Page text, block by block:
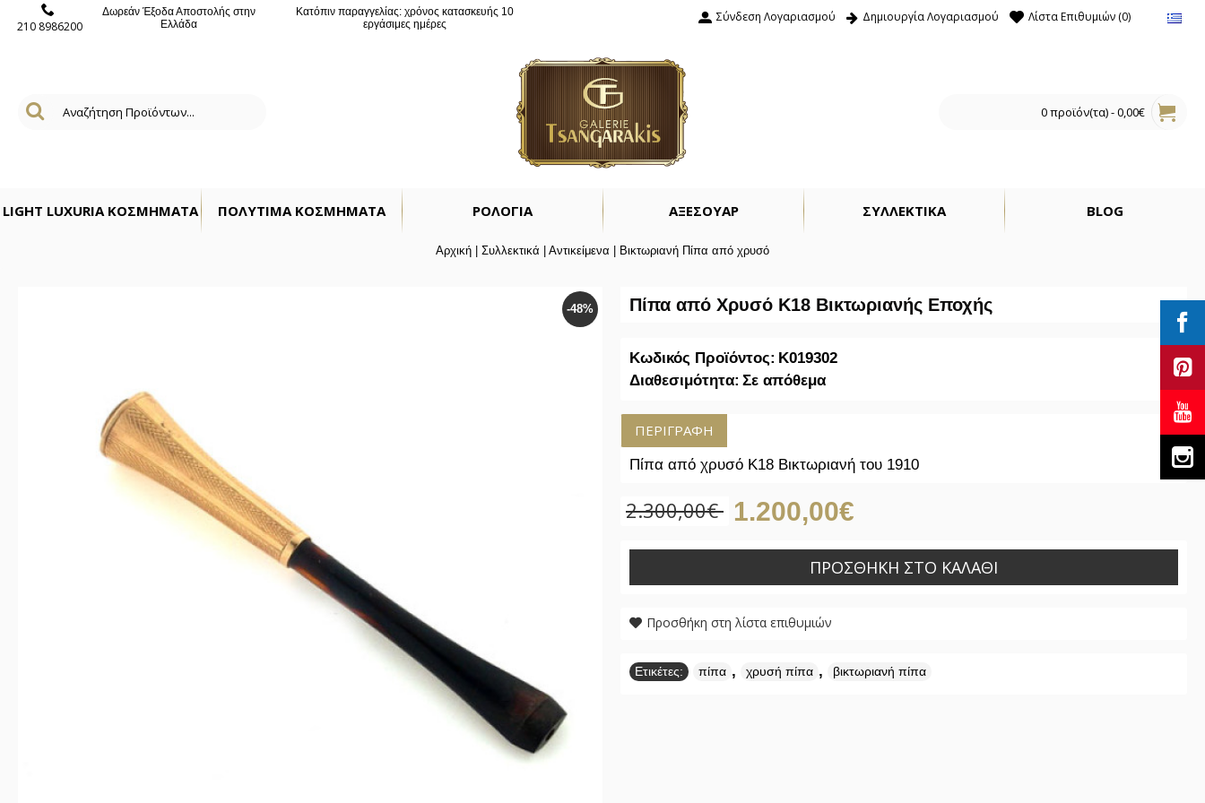
210 8986200
Δωρεάν Έξοδα Αποστολής στην
Ελλάδα
Κατόπιν παραγγελίας: χρόνος κατασκευής 10
εργάσιμες ημέρες
Σύνδεση Λογαριασμού Δημιουργία Λογαριασμού Λίστα Επιθυμιών (0)
0 προϊόν(τα) - 0,00€
LIGHT LUXURIA ΚΟΣΜΉΜΑΤΑ ΠΟΛΎΤΙΜΑ ΚΟΣΜΗΜΑΤΑ ΡΟΛΟΓΙΑ ΑΞΕΣΟΥΑΡ ΣΥΛΛΕΚΤΙΚΑ BLOG
Αρχική | Συλλεκτικά | Αντικείμενα | Βικτωριανή Πίπα από χρυσό
-48% Πίπα από Χρυσό Κ18 Βικτωριανής Εποχής
Κωδικός Προϊόντος: K019302
Διαθεσιμότητα: Σε απόθεμα
ΠΕΡΙΓΡΑΦΉ
Πίπα από χρυσό Κ18 Βικτωριανή του 1910
2.300,00€ 1.200,00€
ΠΡΟΣΘΉΚΗ ΣΤΟ ΚΑΛΆΘΙ
Προσθήκη στη λίστα επιθυμιών
Ετικέτες: πίπα , χρυσή πίπα , βικτωριανή πίπα